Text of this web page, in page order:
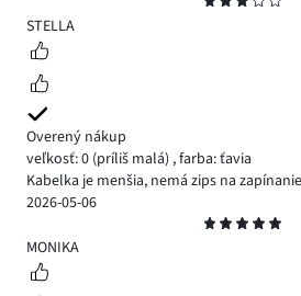
3
STELLA
Overený nákup
veľkosť: 0 (príliš malá) ,farba: ťavia
Kabelka je menšia, nemá zips na
2026-05-06
5
MONIKA